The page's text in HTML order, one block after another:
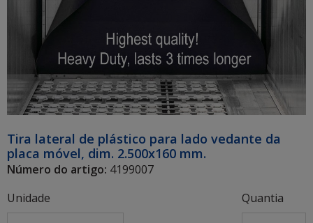
Tira lateral de plástico para lado vedante da
placa móvel, dim. 2.500x160 mm.
Número do artigo: 4199007
Unidade
Quantia